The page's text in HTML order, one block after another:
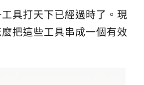
具打天下已經過時了。現
把這些工具串成一個有效